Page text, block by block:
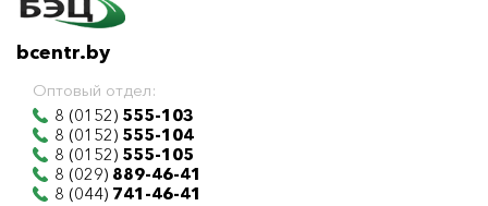
bcentr.by
Оптовый отдел:
8 (0152) 555-103
8 (0152) 555-104
8 (0152) 555-105
8 (029) 889-46-41
8 (044) 741-46-41